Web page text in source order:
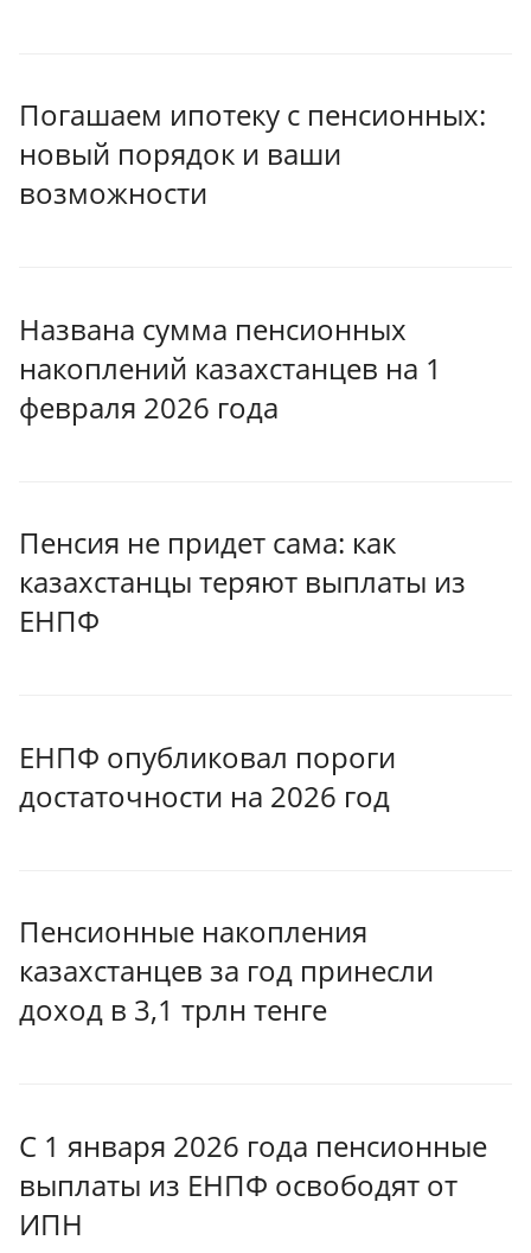
Погашаем ипотеку с пенсионных:
новый порядок и ваши
возможности
Названа сумма пенсионных
накоплений казахстанцев на 1
февраля 2026 года
Пенсия не придет сама: как
казахстанцы теряют выплаты из
ЕНПФ
ЕНПФ опубликовал пороги
достаточности на 2026 год
Пенсионные накопления
казахстанцев за год принесли
доход в 3,1 трлн тенге
С 1 января 2026 года пенсионные
выплаты из ЕНПФ освободят от
ИПН